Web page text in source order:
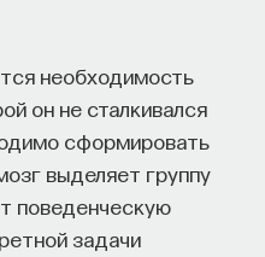
необходимость
он не сталкивался
сформировать
выделяет группу
поведенческую
задачи